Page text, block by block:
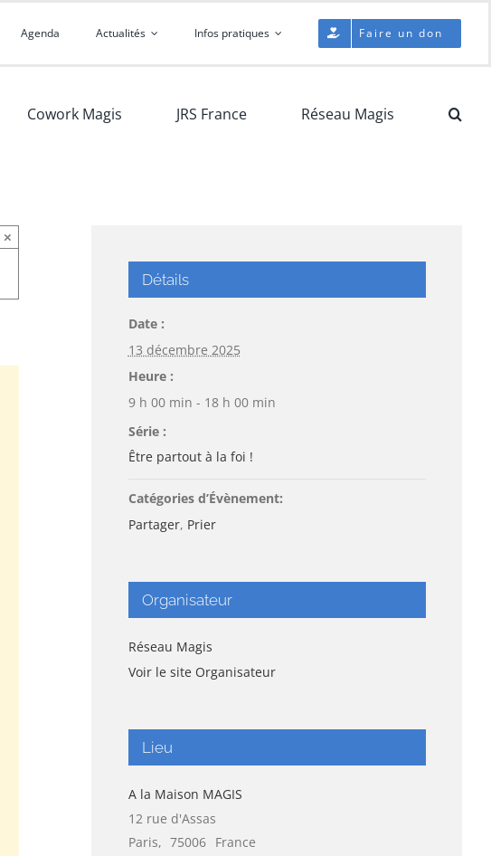
Agenda Actualités Infos pratiques Faire un don
Cowork Magis JRS France Réseau Magis
×
Détails
Date :
13 décembre 2025
Heure :
9 h 00 min - 18 h 00 min
Série :
Être partout à la foi !
Catégories d’Évènement:
Partager, Prier
Organisateur
Réseau Magis
Voir le site Organisateur
Lieu
A la Maison MAGIS
12 rue d'Assas
Paris, 75006 France